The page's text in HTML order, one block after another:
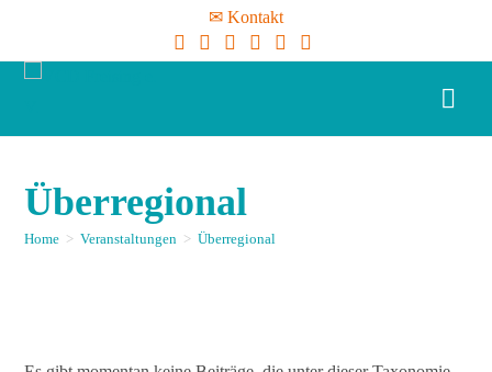
✉ Kontakt
Überregional
Home > Veranstaltungen > Überregional